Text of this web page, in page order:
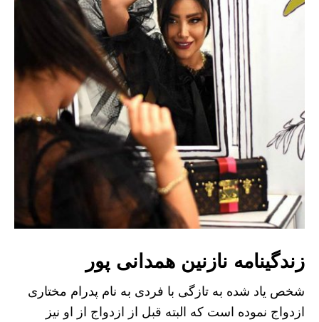
زندگینامه نازنین همدانی پور
شخص یاد شده به تازگی با فردی به نام پدرام مختاری
ازدواج نموده است که البته قبل از ازدواج از او نیز